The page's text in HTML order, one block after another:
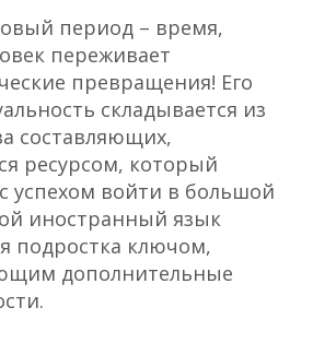
период – время,
переживает
превращения! Его
складывается из
составляющих,
ресурсом, который
успехом войти в большой
иностранный язык
подростка ключом,
дополнительные